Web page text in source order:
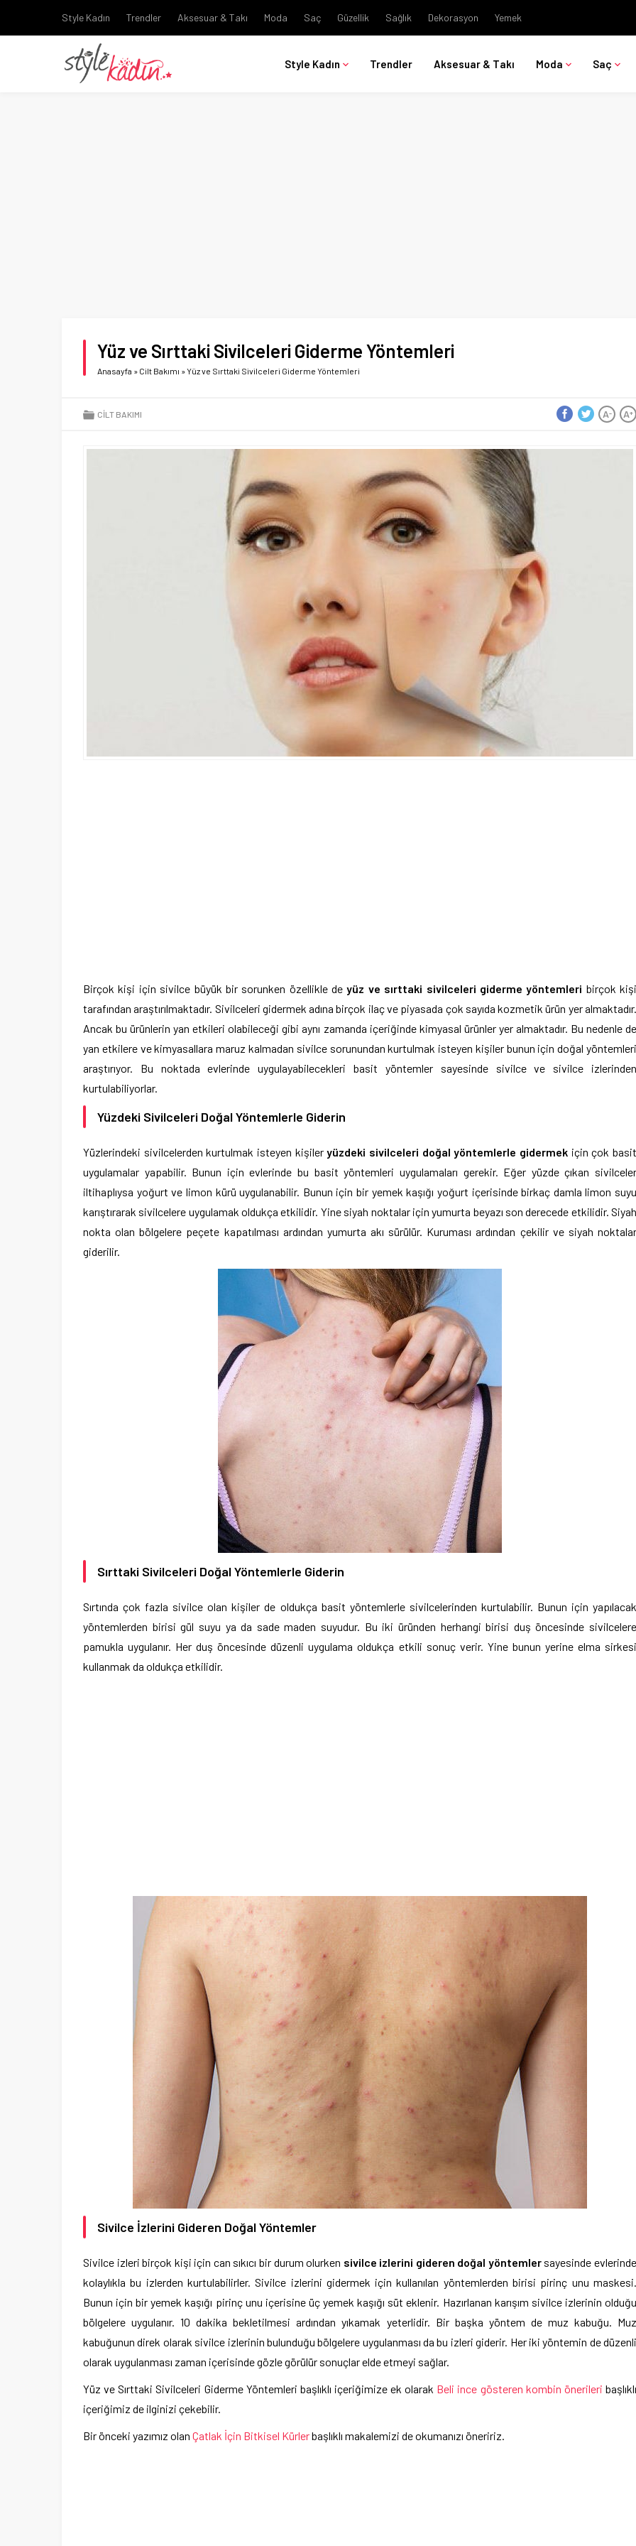
Style Kadın Trendler Aksesuar & Takı Moda Saç Güzellik Sağlık Dekorasyon Yemek
Style Kadın Trendler Aksesuar & Takı Moda Saç
Yüz ve Sırttaki Sivilceleri Giderme Yöntemleri
Anasayfa » Cilt Bakımı »Yüz ve Sırttaki Sivilceleri Giderme Yöntemleri
CILT BAKIMI A+
A-
Birçok kişi için sivilce büyük bir sorunken özellikle deyüz ve sırttaki sivilceleri giderme yöntemleri birçok kişi
tarafından araştırılmaktadır. Sivilceleri gidermek adına birçok ilaç ve piyasada çok sayıda kozmetik ürün yer almaktadır.
Ancak bu ürünlerin yan etkileri olabileceği gibi aynı zamanda içeriğinde kimyasal ürünler yer almaktadır. Bu nedenle de
yan etkilere ve kimyasallara maruz kalmadan sivilce sorunundan kurtulmak isteyen kişiler bunun için doğal yöntemleri
araştırıyor. Bu noktada evlerinde uygulayabilecekleri basit yöntemler sayesinde sivilce ve sivilce izlerinden
kurtulabiliyorlar.
Yüzdeki Sivilceleri Doğal Yöntemlerle Giderin
Yüzlerindeki sivilcelerden kurtulmak isteyen kişileryüzdeki sivilceleri doğal yöntemlerle gidermek için çok basit
uygulamalar yapabilir. Bunun için evlerinde bu basit yöntemleri uygulamaları gerekir. Eğer yüzde çıkan sivilceler
iltihaplıysa yoğurt ve limon kürü uygulanabilir. Bunun için bir yemek kaşığı yoğurt içerisinde birkaç damla limon suyu
karıştırarak sivilcelere uygulamak oldukça etkilidir. Yine siyah noktalar için yumurta beyazı son derecede etkilidir. Siyah
nokta olan bölgelere peçete kapatılması ardından yumurta akı sürülür. Kuruması ardından çekilir ve siyah noktalar
giderilir.
Sırttaki Sivilceleri Doğal Yöntemlerle Giderin
Sırtında çok fazla sivilce olan kişiler de oldukça basit yöntemlerle sivilcelerinden kurtulabilir. Bunun için yapılacak
yöntemlerden birisi gül suyu ya da sade maden suyudur. Bu iki üründen herhangi birisi duş öncesinde sivilcelere
pamukla uygulanır. Her duş öncesinde düzenli uygulama oldukça etkili sonuç verir. Yine bunun yerine elma sirkesi
kullanmak da oldukça etkilidir.
Sivilce İzlerini Gideren Doğal Yöntemler
Sivilce izleri birçok kişi için can sıkıcı bir durum olurken sivilce izlerini gideren doğal yöntemlersayesinde evlerinde
kolaylıkla bu izlerden kurtulabilirler. Sivilce izlerini gidermek için kullanılan yöntemlerden birisi pirinç unu maskesi.
Bunun için bir yemek kaşığı pirinç unu içerisine üç yemek kaşığı süt eklenir. Hazırlanan karışım sivilce izlerinin olduğu
bölgelere uygulanır. 10 dakika bekletilmesi ardından yıkamak yeterlidir. Bir başka yöntem de muz kabuğu. Muz
kabuğunun direk olarak sivilce izlerinin bulunduğu bölgelere uygulanması da bu izleri giderir. Her iki yöntemin de düzenli
olarak uygulanması zaman içerisinde gözle görülür sonuçlar elde etmeyi sağlar.
Yüz ve Sırttaki Sivilceleri Giderme Yöntemleri başlıklı içeriğimize ek olarak Beli ince gösteren kombin önerileri başlıklı
içeriğimiz de ilginizi çekebilir.
Bir önceki yazımız olan Çatlak İçin Bitkisel Kürlerbaşlıklı makalemizi de okumanızı öneririz.